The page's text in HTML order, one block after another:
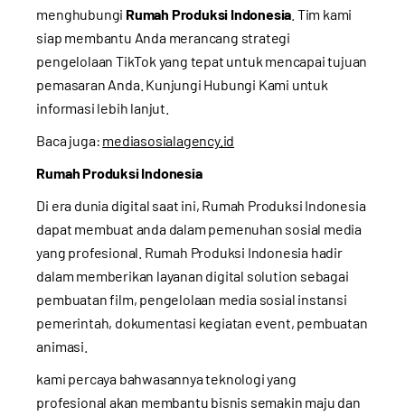
menghubungi Rumah Produksi Indonesia . Tim kami
siap membantu Anda merancang strategi
pengelolaan TikTok yang tepat untuk mencapai tujuan
pemasaran Anda. Kunjungi Hubungi Kami untuk
informasi lebih lanjut.
Baca juga: mediasosialagency.id
Rumah Produksi Indonesia
Di era dunia digital saat ini, Rumah Produksi Indonesia
dapat membuat anda dalam pemenuhan sosial media
yang profesional. Rumah Produksi Indonesia hadir
dalam memberikan layanan digital solution sebagai
pembuatan film, pengelolaan media sosial instansi
pemerintah, dokumentasi kegiatan event, pembuatan
animasi.
kami percaya bahwasannya teknologi yang
profesional akan membantu bisnis semakin maju dan